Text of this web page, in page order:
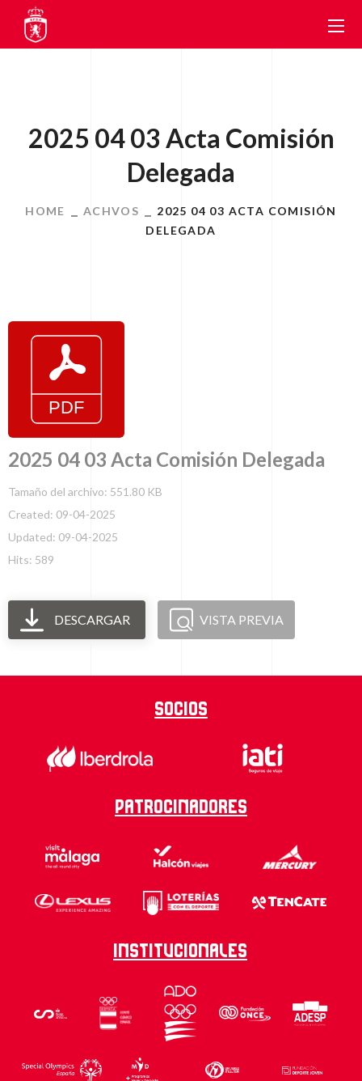
2025 04 03 Acta Comisión
Delegada
HOME ACHVOS
2025 04 03 ACTA COMISIÓN
DELEGADA
2025 04 03 Acta Comisión Delegada
Tamaño del archivo: 551.80 KB
Created: 09-04-2025
Updated: 09-04-2025
Hits: 589
DESCARGAR VISTA PREVIA
Socios
Patrocinadores
Institucionales